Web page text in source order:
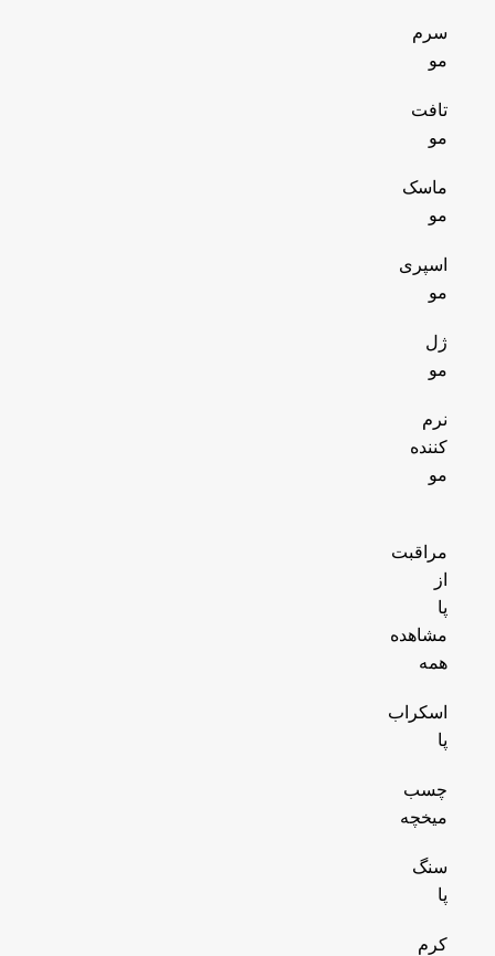
سرم
مو
تافت
مو
ماسک
مو
اسپری
مو
ژل
مو
نرم
کننده
مو
مراقبت
از
پا
مشاهده
همه
اسکراب
پا
چسب
میخچه
سنگ
پا
کرم